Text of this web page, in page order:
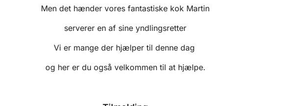
Men det hænder vores fantastiske kok Martin
serverer en af sine yndlingsretter
Vi er mange der hjælper til denne dag
og her er du også velkommen til at hjælpe.